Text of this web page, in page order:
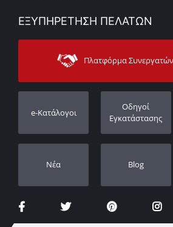
Εταιρικά νέα
Sitemap
Ο λογαριασμός μου
Τρόποι Αποστολής
ΕΞΥΠΗΡΕΤΗΣΗ ΠΕΛΑΤΩΝ
Επικοινωνία
Υποστήριξη
Πορεία παραγγελίας
Οι Αντιπρόσωποι μας
Πλατφόρμα
e-Κατάλογοι
Οδηγοί
Εγκατάστασης
Νέα Blog